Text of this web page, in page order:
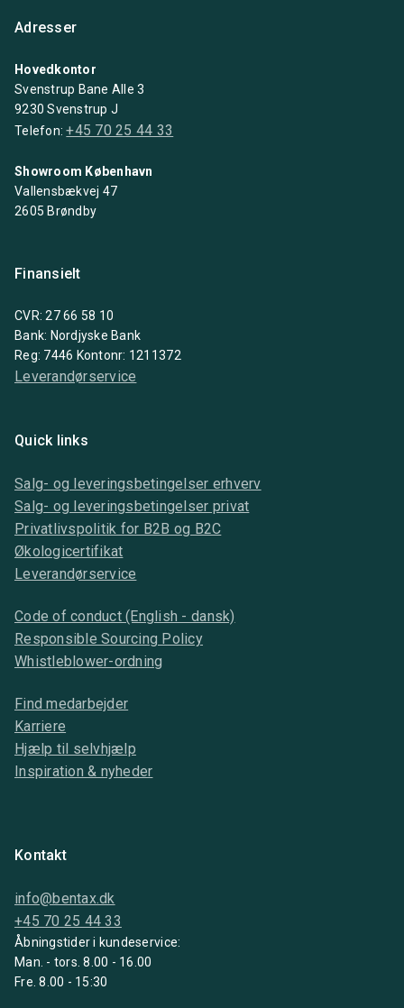
Adresser
Hovedkontor
Svenstrup Bane Alle 3
9230 Svenstrup J
Telefon:+45 70 25 44 33
Showroom København
Vallensbækvej 47
2605 Brøndby
Finansielt
CVR: 27 66 58 10
Bank: Nordjyske Bank
Reg: 7446 Kontonr: 1211372
Leverandørservice
Quick links
Salg- og leveringsbetingelser erhverv
Salg- og leveringsbetingelser privat
Privatlivspolitik for B2B og B2C
Økologicertifikat
Leverandørservice
Code of conduct (English - dansk)
Responsible Sourcing Policy
Whistleblower-ordning
Find medarbejder
Karriere
Hjælp til selvhjælp
Inspiration & nyheder
Kontakt
info@bentax.dk
+45 70 25 44 33
Åbningstider i kundeservice:
Man. - tors. 8.00 - 16.00
Fre. 8.00 - 15:30